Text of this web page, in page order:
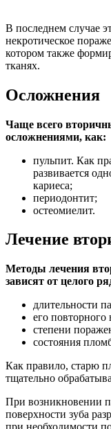
В последнем случае
некротическое
котором также
тканях.
Осложнения
Чаще всего
осложнениями, как:
пульпит. Как
развивается
кариеса;
периодонтит;
остеомиелит.
Лечение
Методы лечения
зависят от целого
длительности
его повторного
степени
состояния
Как правило, старю
тщательно
При возникновении
поверхности зуба